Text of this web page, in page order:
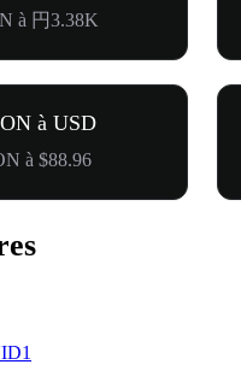
à 円3.38K
à USD
à $88.96